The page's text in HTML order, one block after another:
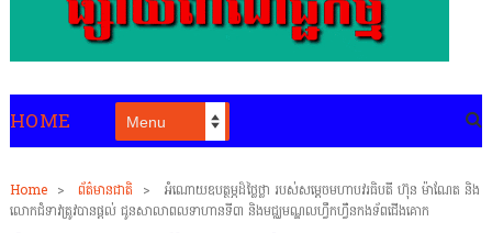
HOME
Home > ព័ត៌មានជាតិ >
អំណោយឧបត្ថម្ភដ៏ថ្លៃថ្លា របស់សម្តេចមហាបវរធិបតី ហ៊ុន ម៉ាណែត និង
លោកជំទាវត្រូវបានផ្តល់ ជូនសាលាពលទាហានទី៣ និងមជ្ឈមណ្ឌលហ្វឹកហ្វឺនកងទ័ពជើងគោក